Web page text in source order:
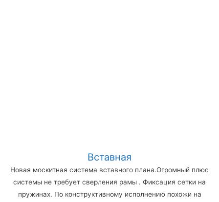
Вставная
Новая москитная система вставного плана.Огромный плюс
системы не требует сверления рамы . Фиксация сетки на
пружинах. По конструктивному исполнению похожи на